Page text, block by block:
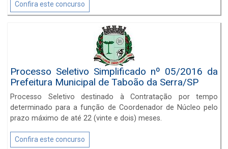
Confira este concurso
Processo Seletivo Simplificado nº 05/2016 da
Prefeitura Municipal de Taboão da Serra/SP
Processo Seletivo destinado à Contratação por tempo
determinado para a função de Coordenador de Núcleo pelo
prazo máximo de até 22 (vinte e dois) meses.
Confira este concurso